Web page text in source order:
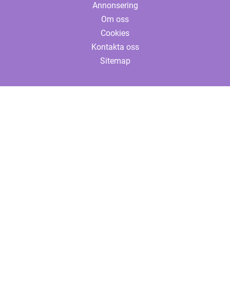
Annonsering
Om oss
Cookies
Kontakta oss
Sitemap